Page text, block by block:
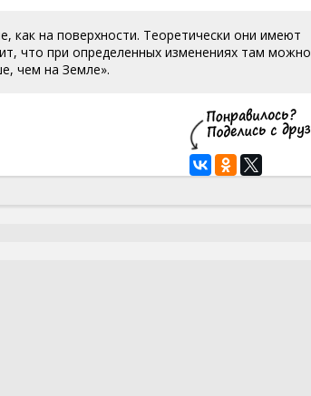
как на поверхности. Теоретически они имеют
что при определенных изменениях там можно
чем на Земле».